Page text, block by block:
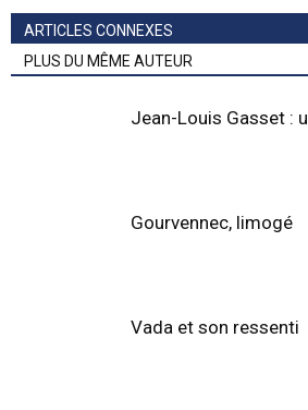
ARTICLES CONNEXES
PLUS DU MÊME AUTEUR
Jean-Louis Gasset :
Gourvennec, limogé
Vada et son ressenti